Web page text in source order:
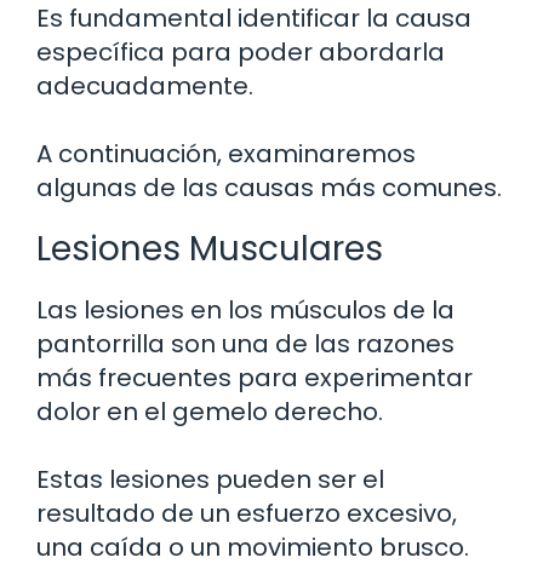
Es fundamental identificar la causa
específica para poder abordarla
adecuadamente.
A continuación, examinaremos
algunas de las causas más comunes.
Lesiones Musculares
Las lesiones en los músculos de la
pantorrilla son una de las razones
más frecuentes para experimentar
dolor en el gemelo derecho.
Estas lesiones pueden ser el
resultado de un esfuerzo excesivo,
una caída o un movimiento brusco.